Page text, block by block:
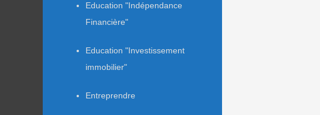
Education "Indépendance
Financière"
Education "Investissement
immobilier"
Entreprendre